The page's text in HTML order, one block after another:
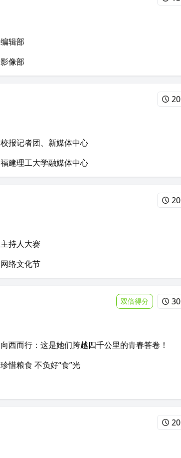
编辑部
影像部
校报记者团、新媒体中心
福建理工大学融媒体中心
主持人大赛
网络文化节
双倍得分
向西而行：这是她们跨越四千公里的青春答卷！
珍惜粮食 不负好“食”光